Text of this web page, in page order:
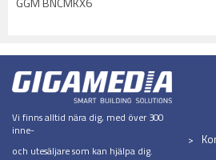
Vi finns alltid nära dig, med över 300
inne-
och utesäljare som kan hjälpa dig.